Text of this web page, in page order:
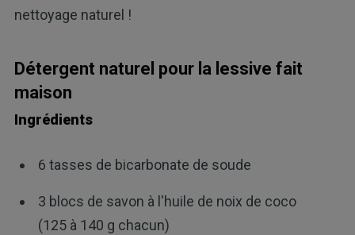
nettoyage naturel !
Détergent naturel pour la lessive fait
maison
Ingrédients
6 tasses de bicarbonate de soude
3 blocs de savon à l'huile de noix de coco
(125 à 140 g chacun)